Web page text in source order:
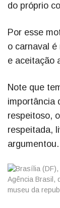
do próprio
Por esse
o carnaval
e aceitação
Note que
importância
respeitoso,
respeitada,
argumentou.